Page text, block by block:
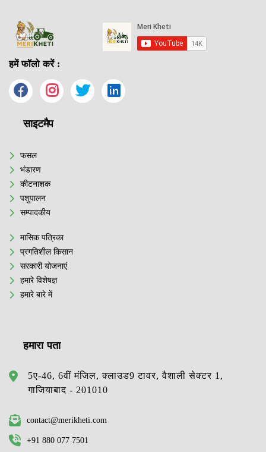
हमें फॉलो करें :
साइटमैप
फसल
भंडारण
कीटनाशक
पशुपालन
सम्पादकीय
मासिक पत्रिका
प्रगतिशील किसान
सरकारी योजनाएं
हमारे विशेषज्ञ
हमारे बारे में
हमारा पता
5ए-46, 6वीं मंजिल, क्लाउड9 टावर, वैशाली सेक्टर 1,
गाजियाबाद - 201010
contact@merikheti.com
+91 880 077 7501